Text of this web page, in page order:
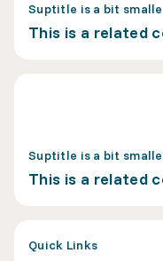
Suptitle is a bit
This is a related
Suptitle is a bit
This is a related
Quick Links